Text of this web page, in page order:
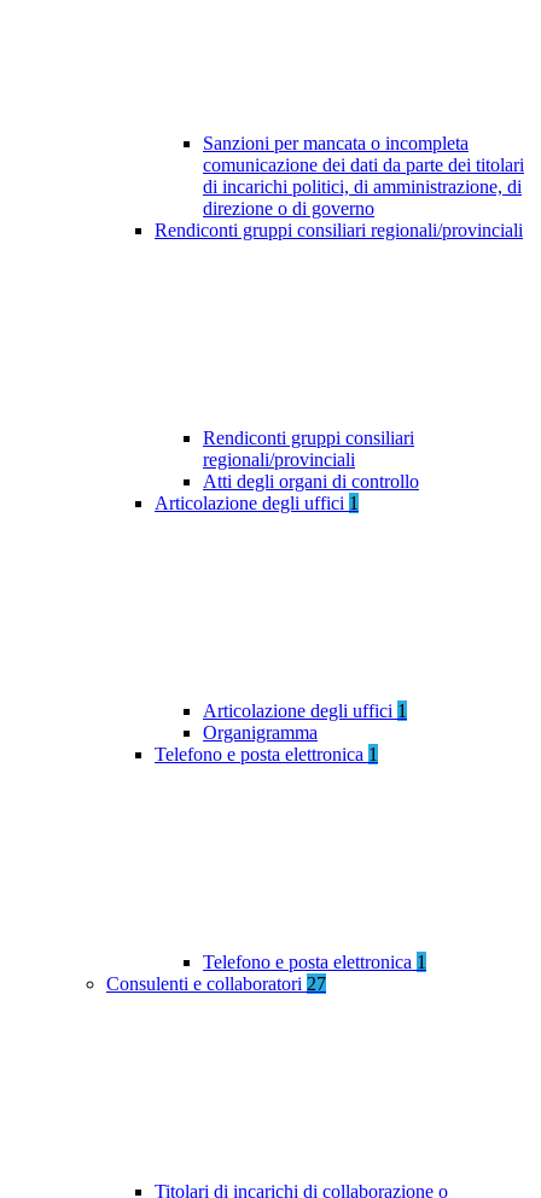
Sanzioni per mancata o incompleta
comunicazione dei dati da parte dei titolari
di incarichi politici, di amministrazione, di
direzione o di governo
Rendiconti gruppi consiliari regionali/provinciali
Rendiconti gruppi consiliari
regionali/provinciali
Atti degli organi di controllo
Articolazione degli uffici 1
Articolazione degli uffici 1
Organigramma
Telefono e posta elettronica 1
Telefono e posta elettronica 1
Consulenti e collaboratori 27
Titolari di incarichi di collaborazione o